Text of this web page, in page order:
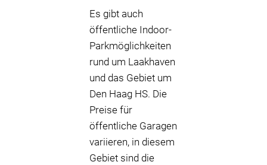
Es gibt auch
öffentliche Indoor-
Parkmöglichkeiten
rund um Laakhaven
und das Gebiet um
Den Haag HS. Die
Preise für
öffentliche Garagen
variieren, in diesem
Gebiet sind die